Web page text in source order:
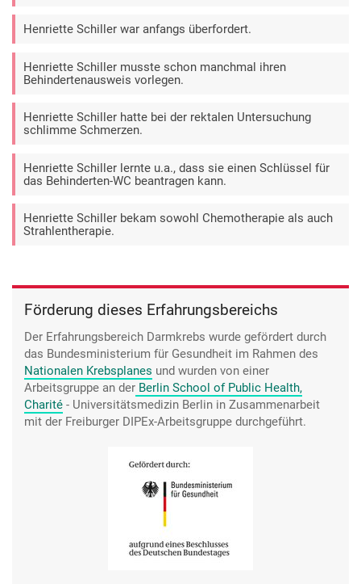
Henriette Schiller war anfangs überfordert.
Henriette Schiller musste schon manchmal ihren
Behindertenausweis vorlegen.
Henriette Schiller hatte bei der rektalen Untersuchung
schlimme Schmerzen.
Henriette Schiller lernte u.a., dass sie einen Schlüssel für
das Behinderten-WC beantragen kann.
Henriette Schiller bekam sowohl Chemotherapie als auch
Strahlentherapie.
Förderung dieses Erfahrungsbereichs
Der Erfahrungsbereich Darmkrebs wurde gefördert durch
das Bundesministerium für Gesundheit im Rahmen des
Nationalen Krebsplanes und wurden von einer
Arbeitsgruppe an der Berlin School of Public Health,
Charité - Universitätsmedizin Berlin in Zusammenarbeit
mit der Freiburger DIPEx-Arbeitsgruppe durchgeführt.